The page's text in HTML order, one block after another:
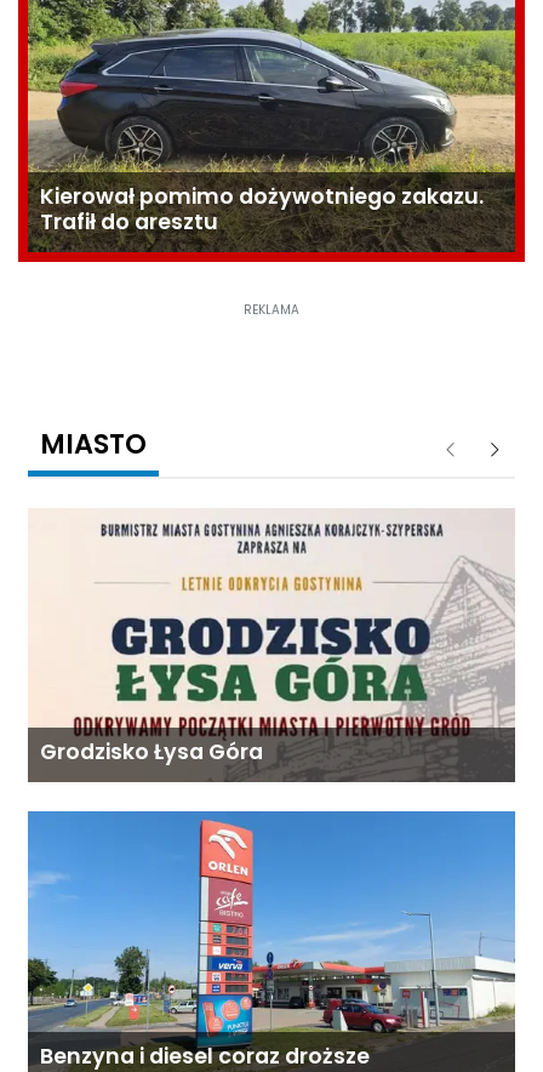
Kierował pomimo dożywotniego zakazu.
Trafił do aresztu
REKLAMA
MIASTO Poprzednie
Grodzisko Łysa Góra
Benzyna i diesel coraz droższe